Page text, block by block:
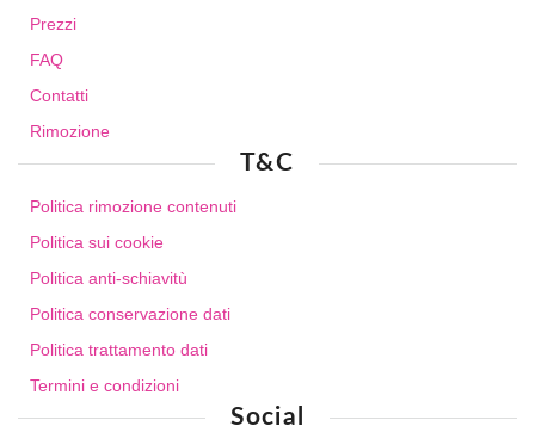
Prezzi
FAQ
Contatti
Rimozione
T&C
Politica rimozione contenuti
Politica sui cookie
Politica anti-schiavitù
Politica conservazione dati
Politica trattamento dati
Termini e condizioni
Social